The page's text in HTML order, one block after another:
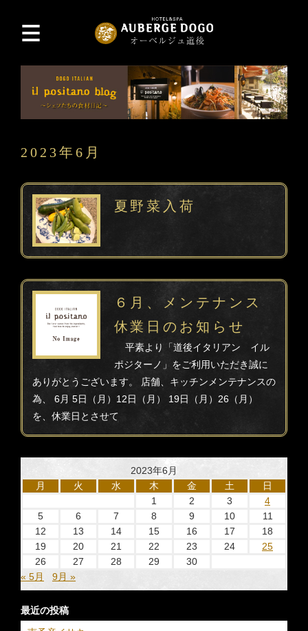
2023年6月
夏野菜入荷
６月、メンテナンス
休業日のお知らせ
平素より「道後イタリアン イル
ポジターノ」をご利用いただき誠に
ありがとうございます。 店舗、キッチンメンテナンスの
為、 6月 5日（月）12日（月） 19日（月）26（月）
を、休業日とさせて
2023年6月
月
火 水 木 金 土
日
1
2 3
4
5
6 7 8 9 10
11
12
13 14 15 16 17
18
19
20 21 22 23 24
25
26
27 28 29
30
« 5月
9月 »
最近の投稿